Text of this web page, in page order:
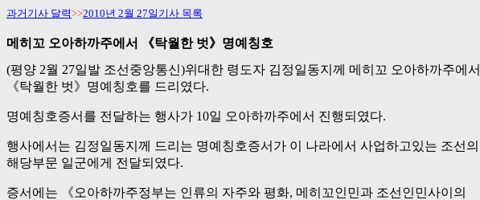
과거기사 달력>>2010년 2월 27일기사 목록
메히꼬 오아하까주에서 《탁월한 벗》명예칭호
(평양 2월 27일발 조선중앙통신)위대한 령도자 김정일동지께 메히꼬 오아하까주에서
《탁월한 벗》명예칭호를 드리였다.
명예칭호증서를 전달하는 행사가 10일 오아하까주에서 진행되였다.
행사에서는 김정일동지께 드리는 명예칭호증서가 이 나라에서 사업하고있는 조선의
해당부문 일군에게 전달되였다.
증서에는 《오아하까주정부는 인류의 자주와 평화, 메히꼬인민과 조선인민사이의